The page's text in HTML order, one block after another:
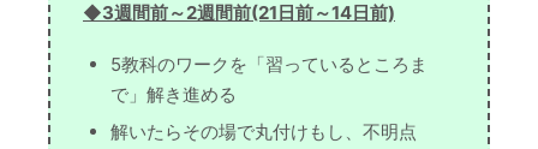
◆3週間前～2週間前(21日前～14日前)
5教科のワークを「習っているところま
で」解き進める
解いたらその場で丸付けもし、不明点